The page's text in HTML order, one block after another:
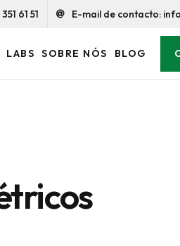
61 51 E-mail de contacto:
LABS SOBRE NÓS BLOG